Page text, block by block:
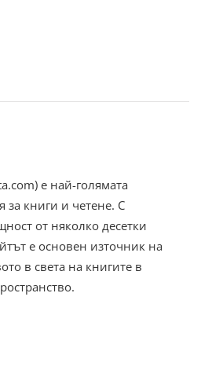
е най-голямата
за книги и четене. С
от няколко десетки
е основен източник на
в света на книгите в